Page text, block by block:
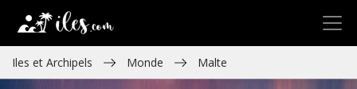
Iles et Archipels Monde Malte